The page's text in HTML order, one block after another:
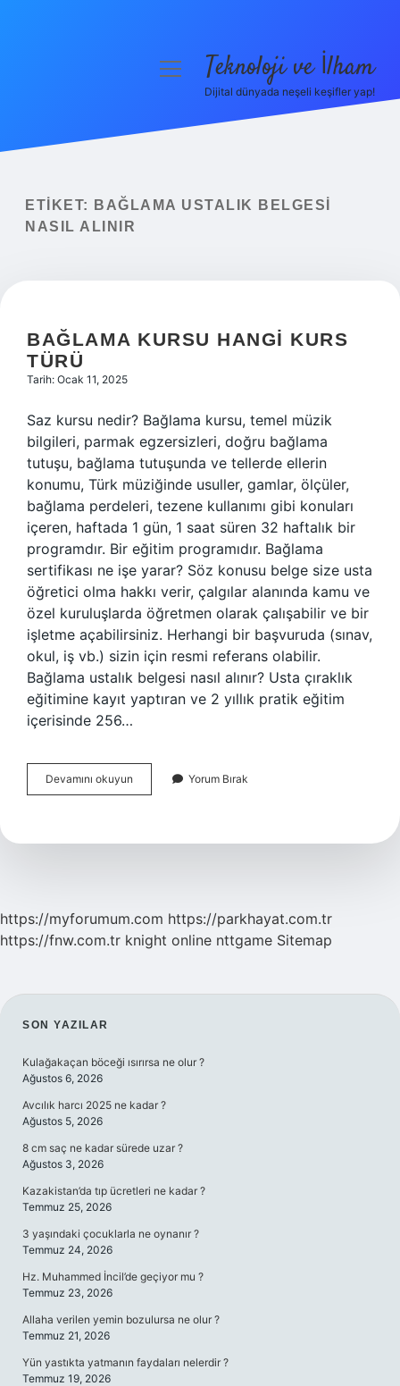
Yasal Uyarı
menüyüTeknoloji ve İlham
Dijital dünyada neşeli keşifler yap!
ETIKET:
BAĞLAMA USTALIK BELGESI
NASIL ALINIR
BAĞLAMA KURSU HANGI KURS
TÜRÜ
Tarih: Ocak 11, 2025
Saz kursu nedir? Bağlama kursu, temel müzik
bilgileri, parmak egzersizleri, doğru bağlama
tutuşu, bağlama tutuşunda ve tellerde ellerin
konumu, Türk müziğinde usuller, gamlar, ölçüler,
bağlama perdeleri, tezene kullanımı gibi konuları
içeren, haftada 1 gün, 1 saat süren 32 haftalık bir
programdır. Bir eğitim programıdır. Bağlama
sertifikası ne işe yarar? Söz konusu belge size usta
öğretici olma hakkı verir, çalgılar alanında kamu ve
özel kuruluşlarda öğretmen olarak çalışabilir ve bir
işletme açabilirsiniz. Herhangi bir başvuruda (sınav,
okul, iş vb.) sizin için resmi referans olabilir.
Bağlama ustalık belgesi nasıl alınır? Usta çıraklık
eğitimine kayıt yaptıran ve 2 yıllık pratik eğitim
içerisinde 256…
Devamını okuyun Bağlama
Kursu
Türü
Yorum Bırak
https://myforumum.com https://parkhayat.com.tr
https://fnw.com.tr knight online nttgame Sitemap
SIDEBAR
SON YAZILAR
Kulağakaçan böceği ısırırsa ne olur ?
Ağustos 6, 2026
Avcılık harcı 2025 ne kadar ?
Ağustos 5, 2026
8 cm saç ne kadar sürede uzar ?
Ağustos 3, 2026
Kazakistan’da tıp ücretleri ne kadar ?
Temmuz 25, 2026
3 yaşındaki çocuklarla ne oynanır ?
Temmuz 24, 2026
Hz. Muhammed İncil’de geçiyor mu ?
Temmuz 23, 2026
Allaha verilen yemin bozulursa ne olur ?
Temmuz 21, 2026
Yün yastıkta yatmanın faydaları nelerdir ?
Temmuz 19, 2026